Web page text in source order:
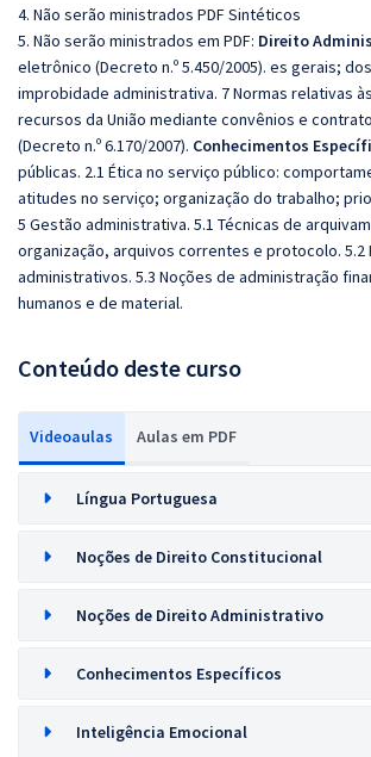
4. Não serão ministrados PDF Sintéticos
5. Não serão ministrados em PDF: Direito
eletrônico (Decreto n.º 5.450/2005). es gerais;
improbidade administrativa. 7 Normas relativas
recursos da União mediante convênios e
(Decreto n.º 6.170/2007). Conhecimentos
públicas. 2.1 Ética no serviço público:
atitudes no serviço; organização do trabalho;
5 Gestão administrativa. 5.1 Técnicas de
organização, arquivos correntes e protocolo.
administrativos. 5.3 Noções de administração
humanos e de material.
Conteúdo deste curso
Videoaulas Aulas em PDF
Língua Portuguesa
Noções de Direito Constitucional
Noções de Direito Administrativo
Conhecimentos Específicos
Inteligência Emocional